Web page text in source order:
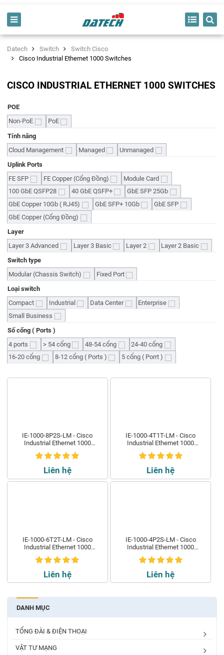
Datech Switch
Switch Cisco
Cisco Industrial Ethernet 1000 Switches
DANH MỤC
TỔNG ĐÀI & ĐIỆN THOẠI
VẬT TƯ MẠNG
CISCO INDUSTRIAL ETHERNET 1000 SWITCHES
POE
Non-PoE
PoE
Tính năng
Cloud Management
Managed
Unmanaged
Uplink Ports
FE SFP
FE Copper (Cổng Đồng)
Module Card
100 GbE QSFP28
40 GbE QSFP+
GbE SFP 25Gb
GbE Copper 10Gb ( RJ45)
GbE SFP+ 10Gb
GbE SFP
GbE Copper (Cổng Đồng)
Layer
Layer 3 Advanced
Layer 3 Basic Layer 2
Layer 2 Basic
Switch type
Modular (Chassis Switch)
Fixed Port
Loại switch
Compact
Industrial Data Center
Enterprise
Small Business
Số cổng ( Ports )
4 ports
> 54 cổng 48-54 cổng
24-40 cổng
16-20 cổng
8-12 cổng ( Ports ) 5 cổng ( Porrt )
IE-1000-8P2S-LM - Cisco
Industrial Ethernet 1000
Switches
Liên hệ
IE-1000-4T1T-LM - Cisco
Industrial Ethernet 1000
Switches
Liên hệ
IE-1000-6T2T-LM - Cisco
Industrial Ethernet 1000
Switches
Liên hệ
IE-1000-4P2S-LM - Cisco
Industrial Ethernet 1000
Switches
Liên hệ